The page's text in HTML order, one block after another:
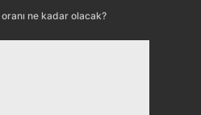
ne kadar olacak?